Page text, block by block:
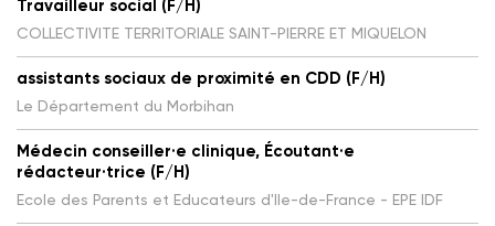
Travailleur social (F/H)
COLLECTIVITE TERRITORIALE SAINT-PIERRE ET MIQUELON
assistants sociaux de proximité en CDD (F/H)
Le Département du Morbihan
Médecin conseiller·e clinique, Écoutant·e
rédacteur·trice (F/H)
Ecole des Parents et Educateurs d'Ile-de-France - EPE IDF